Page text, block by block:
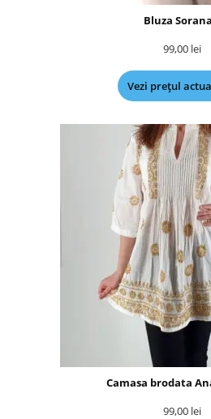
Bluza
99,00 lei
Vezi prețul
Camasa brodata
99,00 lei